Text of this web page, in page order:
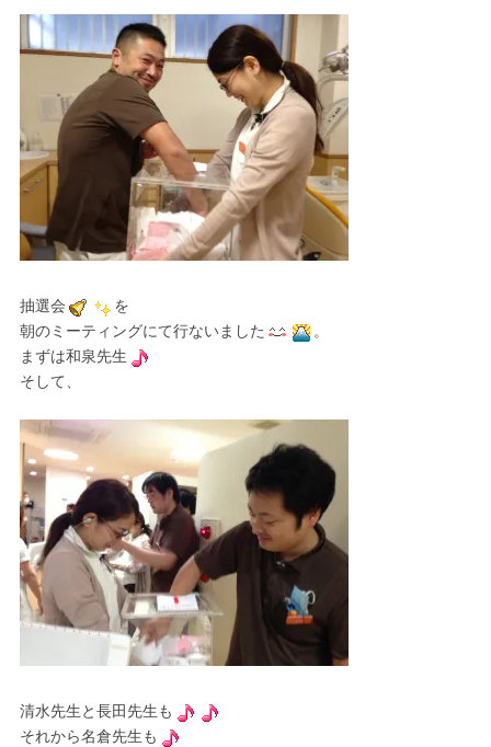
抽選会
を
朝のミーティングにて行ないました
。
まずは和泉先生
そして、
清水先生と長田先生も
それから名倉先生も